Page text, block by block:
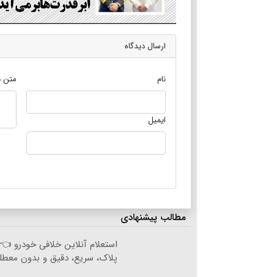
ارسال دیدگاه
نام
ایمیل
متن
مطالب پیشنهادی
استعلام آنلاین خلافی خودرو
پلاک، سریع، دقیق و بدون